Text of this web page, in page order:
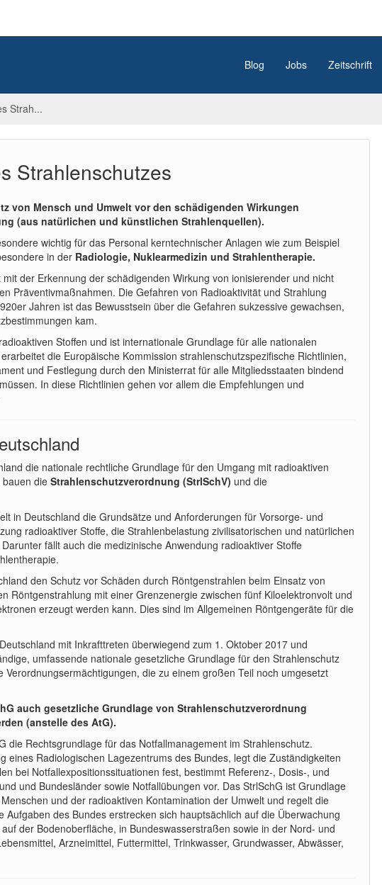
Blog Jobs Zeitschrift
Strah...
Strahlenschutzes
von Mensch und Umwelt vor den schädigenden Wirkungen
(aus natürlichen und künstlichen Strahlenquellen).
wichtig für das Personal kerntechnischer Anlagen wie zum Beispiel
in der Radiologie, Nuklearmedizin und Strahlentherapie.
mit der Erkennung der schädigenden Wirkung von ionisierender und nicht
Präventivmaßnahmen. Die Gefahren von Radioaktivität und Strahlung
Jahren ist das Bewusstsein über die Gefahren sukzessive gewachsen,
kam.
Stoffen und ist internationale Grundlage für alle nationalen
die Europäische Kommission strahlenschutzspezifische Richtlinien,
und Festlegung durch den Ministerrat für alle Mitgliedsstaaten bindend
In diese Richtlinien gehen vor allem die Empfehlungen und
die nationale rechtliche Grundlage für den Umgang mit radioaktiven
die Strahlenschutzverordnung (StrlSchV) und die
in Deutschland die Grundsätze und Anforderungen für Vorsorge- und
radioaktiver Stoffe, die Strahlenbelastung zivilisatorischen und natürlichen
fällt auch die medizinische Anwendung radioaktiver Stoffe
den Schutz vor Schäden durch Röntgenstrahlen beim Einsatz von
Röntgenstrahlung mit einer Grenzenergie zwischen fünf Kiloelektronvolt und
erzeugt werden kann. Dies sind im Allgemeinen Röntgengeräte für die
mit Inkrafttreten überwiegend zum 1. Oktober 2017 und
umfassende nationale gesetzliche Grundlage für den Strahlenschutz
die zu einem großen Teil noch umgesetzt
auch gesetzliche Grundlage von Strahlenschutzverordnung
(anstelle des AtG).
die Rechtsgrundlage für das Notfallmanagement im Strahlenschutz.
eines Radiologischen Lagezentrums des Bundes, legt die Zuständigkeiten
bei Notfallexpositionssituationen fest, bestimmt Referenz-, Dosis-, und
und Bundesländer sowie Notfallübungen vor. Das StrlSchG ist Grundlage
und der radioaktiven Kontamination der Umwelt und regelt die
des Bundes erstrecken sich hauptsächlich auf die Überwachung
der Bodenoberfläche, in Bundeswasserstraßen sowie in der Nord- und
Arzneimittel, Futtermittel, Trinkwasser, Grundwasser, Abwässer,